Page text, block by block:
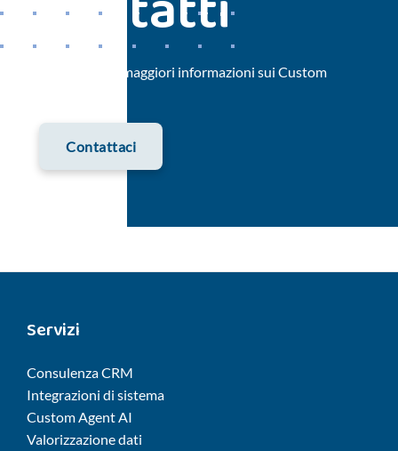
Vuoi ricevere maggiori informazioni sui Custom
Contattaci
Servizi
Consulenza CRM
Integrazioni di sistema
Custom Agent AI
Valorizzazione dati